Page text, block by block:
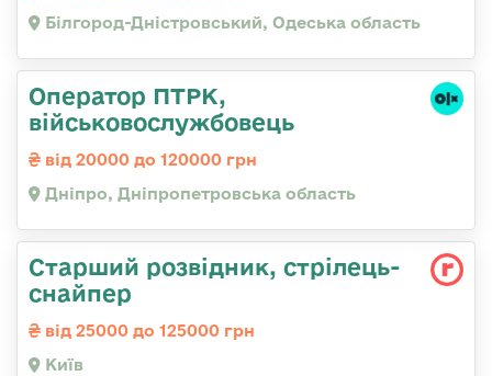
Білгород-Дністровський, Одеська область
Оператор ПТРК,
військовослужбовець
від 20000 до 120000 грн
Дніпро, Дніпропетровська область
Стаpший pозвідник, стрілець-
снайпеp
від 25000 до 125000 грн
Київ